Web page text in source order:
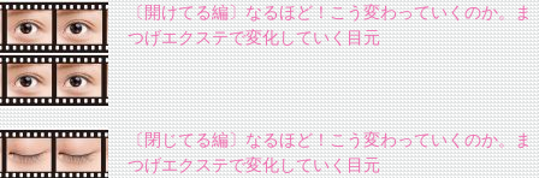
〔開けてる編〕なるほど！こう変わっていくのか。ま
つげエクステで変化していく目元
〔閉じてる編〕なるほど！こう変わっていくのか。ま
つげエクステで変化していく目元